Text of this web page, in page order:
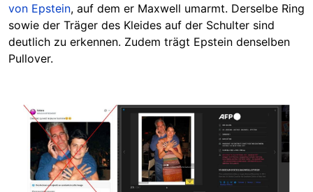
von Epstein, auf dem er Maxwell umarmt. Derselbe Ring
sowie der Träger des Kleides auf der Schulter sind
deutlich zu erkennen. Zudem trägt Epstein denselben
Pullover.
Image